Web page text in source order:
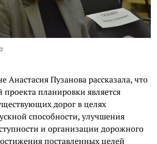
Анастасия Пузанова рассказала, что
проекта планировки является
дорог в целях
способности, улучшения
и организации дорожного
поставленных целей